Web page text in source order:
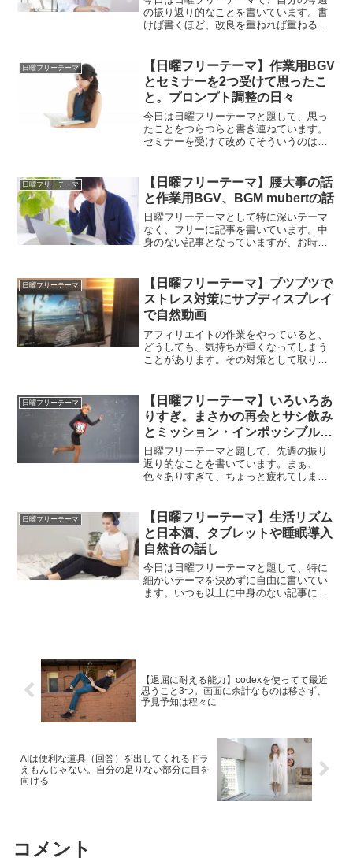
の振り返り的なことを書いています。書
けば書くほど、改良を重ねれば重ねるほ
います。
日曜フリーテーマ
【日曜フリーテーマ】作業用BGV
とセミナーを2つ受けて思ったこ
と。プロンプト調整の日々
今日は日曜フリーテーマと題して、思っ
たことをつらつらと書き連ねています。
セミナーを受けて改めてそういうのは大
かないとならないなと改めて深々痛感し
ました。
日曜フリーテーマ
【日曜フリーテーマ】腰大事の話
と作業用BGV、BGM mubertの話
日曜フリーテーマとして特に深いテーマ
なく、フリーに記事を書いています。中
身のない記事となっていますが、お時間
BGV,BGMの話しをしています。
日曜フリーテーマ
【日曜フリーテーマ】ブツブツで
ストレス対策にサブディスプレイ
で自然動画
アフィリエイトの作業をやっていると、
どうしても、気持ちが重くなってしまう
ことがあります。その対策として取り入
じ量になりました。そのことについて書
いています。
日曜フリーテーマ
【日曜フリーテーマ】いろいろあ
りすぎ。まさかの再会とサシ飲み
とミッション・インポッシブルフ
ァイナルレコニング最高
日曜フリーテーマと題して、先週の振り
返り的なことを書いています。まぁ、
色々ありすぎて、ちょっと疲れてしまっ
た。長くなりましたが、振り返っていま
す。
日曜フリーテーマ
【日曜フリーテーマ】生活リズム
と日本酒、タブレットや睡眠導入
自然音の話し
今日は日曜フリーテーマと題して、特に
細かいテーマを決めずに自由に書いてい
ます。いつも以上に中身のない記事にな
【退屈に耐える能力】codexを使ってて最近
思うこと3つ。画面に余計なものは移さず、
予見予知は程々に
AIは便利な道具（回答）を出してくれるドラ
えもんじゃない。自分の足りない部分に目を
向ける
コメント